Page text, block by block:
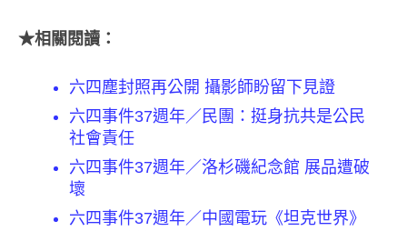
★相關閱讀：
六四塵封照再公開 攝影師盼留下見證
六四事件37週年／民團：挺身抗共是公民
社會責任
六四事件37週年／洛杉磯紀念館 展品遭破
壞
六四事件37週年／中國電玩《坦克世界》